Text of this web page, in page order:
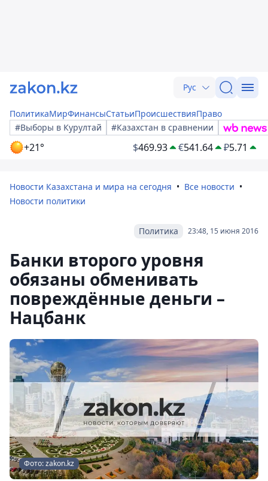
Рус
ПолитикаМирФинансыСтатьиПроисшествияПраво
#Выборы в Курултай
#Казахстан в сравнении
+21° $469.93 €541.64 ₽5.71
Новости Казахстана и мира на сегодня
Все новости
Новости политики
23:48, 15 июня 2016
Политика
Банки второго уровня
обязаны обменивать
повреждённые деньги –
Нацбанк
Фото: zakon.kz